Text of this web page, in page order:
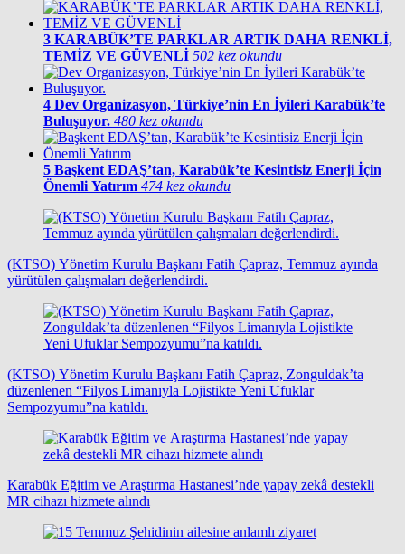
3 KARABÜK’TE PARKLAR ARTIK DAHA RENKLİ,
TEMİZ VE GÜVENLİ 502 kez okundu
4 Dev Organizasyon, Türkiye’nin En İyileri Karabük’te
Buluşuyor. 480 kez okundu
5 Başkent EDAŞ’tan, Karabük’te Kesintisiz Enerji İçin
Önemli Yatırım 474 kez okundu
(KTSO) Yönetim Kurulu Başkanı Fatih Çapraz, Temmuz ayında
yürütülen çalışmaları değerlendirdi.
(KTSO) Yönetim Kurulu Başkanı Fatih Çapraz, Zonguldak’ta
düzenlenen “Filyos Limanıyla Lojistikte Yeni Ufuklar
Sempozyumu”na katıldı.
Karabük Eğitim ve Araştırma Hastanesi’nde yapay zekâ destekli
MR cihazı hizmete alındı